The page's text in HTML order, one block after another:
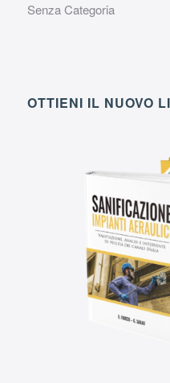
Senza Categoria
OTTIENI IL NUOVO